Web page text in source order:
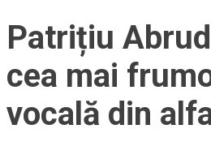
Patrițiu
cea mai
vocală din